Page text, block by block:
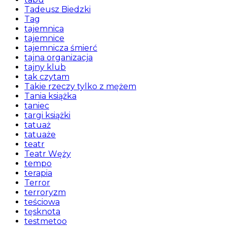
Tadeusz Biedzki
Tag
tajemnica
tajemnice
tajemnicza śmierć
tajna organizacja
tajny klub
tak czytam
Takie rzeczy tylko z mężem
Tania książka
taniec
targi książki
tatuaż
tatuaże
teatr
Teatr Węży
tempo
terapia
Terror
terroryzm
teściowa
tęsknota
testmetoo